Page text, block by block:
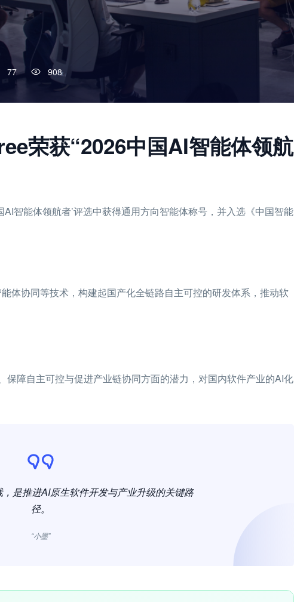
77 908
荣获“2026中国AI智能体领航
智能体领航者’评选中获得通用方向智能体称号，并入选《中国智能
体协同等技术，构建起国产化全链路自主可控的研发体系，推动软
障自主可控与促进产业链协同方面的潜力，对国内软件产业的AI化
是推进AI原生软件开发与产业升级的关键路
径。
“小墨”